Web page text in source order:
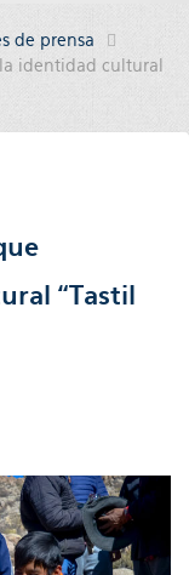
de prensa
identidad cultural
“Tastil